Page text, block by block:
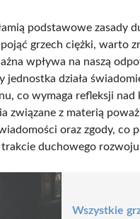
podstawowe zasady
grzech ciężki, warto
wpływa na naszą
jednostka działa
co wymaga refleksji nad
związane z materią
oraz zgody, co
trakcie duchowego
Wszystkie